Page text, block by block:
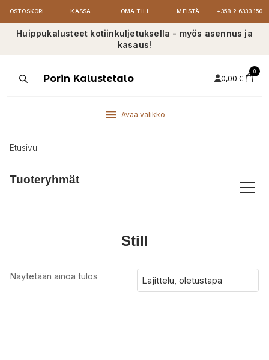
OSTOSKORI KASSA OMA TILI MEISTÄ +358 2 6333 150
Huippukalusteet kotiinkuljetuksella - myös asennus ja
kasaus!
ProductsPorin Kalustetalo 0,00 €
0
Avaa valikko
Etusivu
Tuoteryhmät
Still
Näytetään ainoa tulos